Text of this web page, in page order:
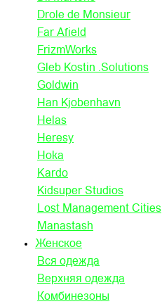
Drole de Monsieur
Far Afield
FrizmWorks
Gleb Kostin .Solutions
Goldwin
Han Kjobenhavn
Helas
Heresy
Hoka
Kardo
Kidsuper Studios
Lost Management Cities
Manastash
Женское
Вся одежда
Верхняя одежда
Комбинезоны